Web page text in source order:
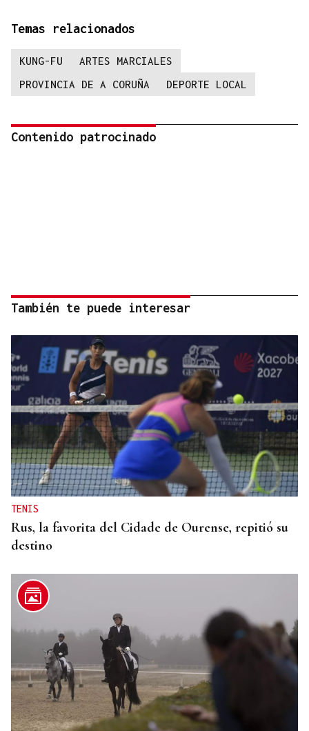
Temas relacionados
KUNG-FU
ARTES MARCIALES
PROVINCIA DE A CORUÑA
DEPORTE LOCAL
Contenido patrocinado
También te puede interesar
TENIS
Rus, la favorita del Cidade de Ourense, repitió su
destino